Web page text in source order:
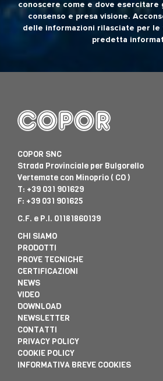
conoscere come e dove esercitare
consenso e presa visione.
delle informazioni rilasciate per
predetta
COPOR SNC
Strada Provinciale per Bulgorello
Vertemate con Minoprio ( CO )
T: +39 031 901629
F: +39 031 901625
C.F. e P.I. 01181860139
CHI SIAMO
PRODOTTI
PROVE TECNICHE
CERTIFICAZIONI
NEWS
VIDEO
DOWNLOAD
NEWSLETTER
CONTATTI
PRIVACY POLICY
COOKIE POLICY
INFORMATIVA BREVE COOKIES